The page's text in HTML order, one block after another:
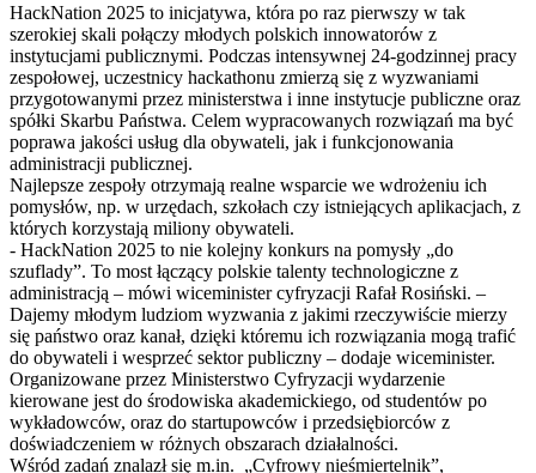
HackNation 2025 to inicjatywa, która po raz pierwszy w tak
szerokiej skali połączy młodych polskich innowatorów z
instytucjami publicznymi. Podczas intensywnej 24-godzinnej pracy
zespołowej, uczestnicy hackathonu zmierzą się z wyzwaniami
przygotowanymi przez ministerstwa i inne instytucje publiczne oraz
spółki Skarbu Państwa. Celem wypracowanych rozwiązań ma być
poprawa jakości usług dla obywateli, jak i funkcjonowania
administracji publicznej.
Najlepsze zespoły otrzymają realne wsparcie we wdrożeniu ich
pomysłów, np. w urzędach, szkołach czy istniejących aplikacjach, z
których korzystają miliony obywateli.
- HackNation 2025 to nie kolejny konkurs na pomysły „do
szuflady”. To most łączący polskie talenty technologiczne z
administracją – mówi wiceminister cyfryzacji Rafał Rosiński. –
Dajemy młodym ludziom wyzwania z jakimi rzeczywiście mierzy
się państwo oraz kanał, dzięki któremu ich rozwiązania mogą trafić
do obywateli i wesprzeć sektor publiczny – dodaje wiceminister.
Organizowane przez Ministerstwo Cyfryzacji wydarzenie
kierowane jest do środowiska akademickiego, od studentów po
wykładowców, oraz do startupowców i przedsiębiorców z
doświadczeniem w różnych obszarach działalności.
Wśród zadań znalazł się m.in. „Cyfrowy nieśmiertelnik”,